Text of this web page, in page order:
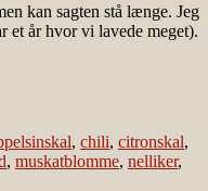
kan sagten stå længe. Jeg
et år hvor vi lavede meget).
, chili, citronskal,
, muskatblomme, nelliker,